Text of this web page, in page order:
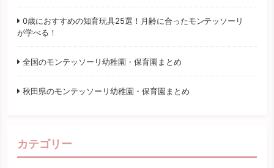
0歳におすすめの知育玩具25選！月齢に合ったモンテッソーリ
が学べる！
全国のモンテッソーリ幼稚園・保育園まとめ
秋田県のモンテッソーリ幼稚園・保育園まとめ
カテゴリー